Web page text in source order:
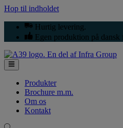
Hop til indholdet
Hurtig levering.
Egen produktion på dansk
Produkter
Brochure m.m.
Om os
Kontakt